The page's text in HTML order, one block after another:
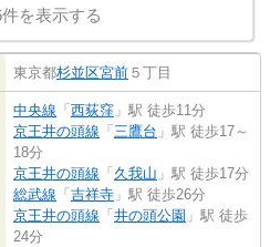
を表示する
東京都杉並区宮前 ５丁目
中央線 「 西荻窪 」駅 徒歩11分
京王井の頭線 「 三鷹台 」駅 徒歩17～
18分
京王井の頭線 「 久我山 」駅 徒歩17分
総武線 「 吉祥寺 」駅 徒歩26分
京王井の頭線 「 井の頭公園 」駅 徒歩
24分